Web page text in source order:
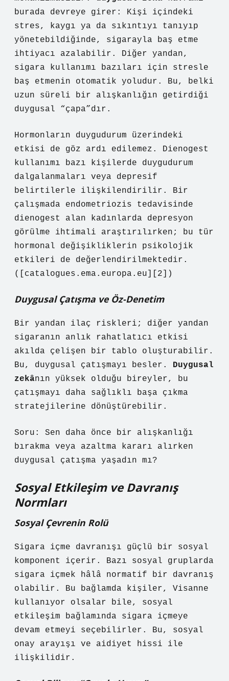
burada devreye girer: Kişi içindeki
stres, kaygı ya da sıkıntıyı tanıyıp
yönetebildiğinde, sigarayla baş etme
ihtiyacı azalabilir. Diğer yandan,
sigara kullanımı bazıları için stresle
baş etmenin otomatik yoludur. Bu, belki
uzun süreli bir alışkanlığın getirdiği
duygusal “çapa”dır.
Hormonların duygudurum üzerindeki
etkisi de göz ardı edilemez. Dienogest
kullanımı bazı kişilerde duygudurum
dalgalanmaları veya depresif
belirtilerle ilişkilendirilir. Bir
çalışmada endometriozis tedavisinde
dienogest alan kadınlarda depresyon
görülme ihtimali araştırılırken; bu tür
hormonal değişikliklerin psikolojik
etkileri de değerlendirilmektedir.
([catalogues.ema.europa.eu][2])
Duygusal Çatışma ve Öz-Denetim
Bir yandan ilaç riskleri; diğer yandan
sigaranın anlık rahatlatıcı etkisi
akılda çelişen bir tablo oluşturabilir.
Bu, duygusal çatışmayı besler. Duygusal
zekânın yüksek olduğu bireyler, bu
çatışmayı daha sağlıklı başa çıkma
stratejilerine dönüştürebilir.
Soru: Sen daha önce bir alışkanlığı
bırakma veya azaltma kararı alırken
duygusal çatışma yaşadın mı?
Sosyal Etkileşimve Davranış
Normları
Sosyal Çevrenin Rolü
Sigara içme davranışı güçlü bir sosyal
komponent içerir. Bazı sosyal gruplarda
sigara içmek hâlâ normatif bir davranış
olabilir. Bu bağlamda kişiler, Visanne
kullanıyor olsalar bile, sosyal
etkileşim bağlamında sigara içmeye
devam etmeyi seçebilirler. Bu, sosyal
onay arayışı ve aidiyet hissi ile
ilişkilidir.